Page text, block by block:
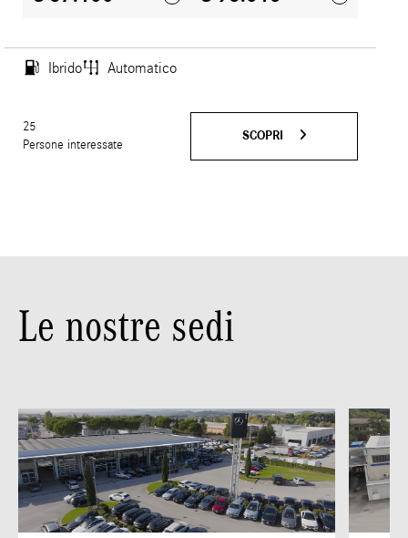
Ibrido Automatico
25
Persone interessate
SCOPRI
Le nostre sedi